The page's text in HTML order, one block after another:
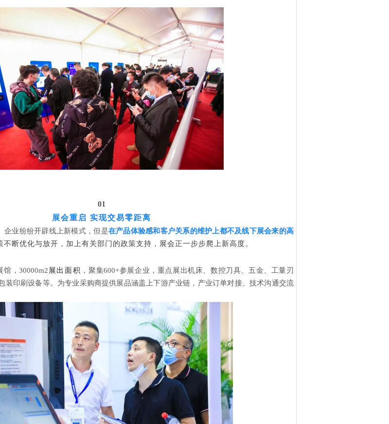
01
展会重启 实现交易零距离
企业纷纷开辟线上新模式，但是在产品体验感和客户关系的维护上都不及线下展会来的高
不断优化与放开，加上有关部门的政策支持，展会正一步步爬上新高度。
馆，30000m2 展出面积 ，聚集600+参展企业，重点展出机床、数控刀具、五金、工量刃
装印刷设备等。为专业采购商提供展品涵盖上下游产业链，产业订单对接、技术沟通交流